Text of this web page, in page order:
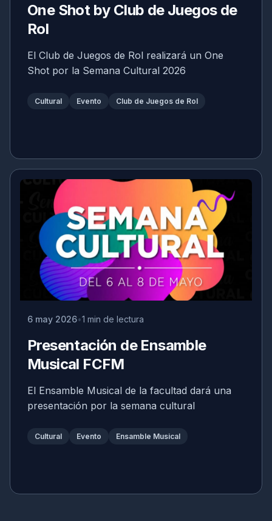
One Shot by Club de Juegos de
Rol
El Club de Juegos de Rol realizará un One
Shot por la Semana Cultural 2026
Cultural Evento Club de Juegos de Rol
6 may 2026 1 min de lectura
Presentación de Ensamble
Musical FCFM
El Ensamble Musical de la facultad dará una
presentación por la semana cultural
Cultural Evento Ensamble Musical